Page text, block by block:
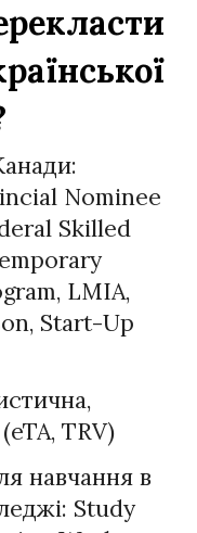
Nominee
Skilled
LMIA,
Start-Up
TRV)
навчання в
Study